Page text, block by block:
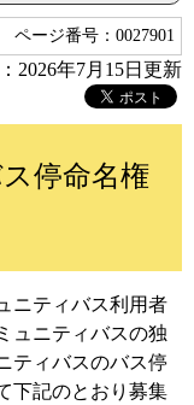
ページ番号：0027901
2026年7月15日更新
停命名権
ニティバス利用者
ュニティバスの独
ティバスのバス停
下記のとおり募集